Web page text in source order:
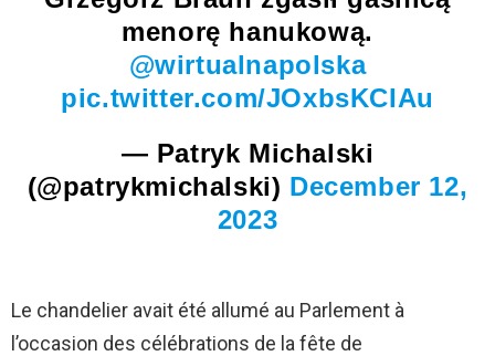
menorę hanukową.
@wirtualnapolska
pic.twitter.com/JOxbsKCIAu
— Patryk Michalski
(@patrykmichalski) December 12,
2023
Le chandelier avait été allumé au Parlement à
l’occasion des célébrations de la fête de